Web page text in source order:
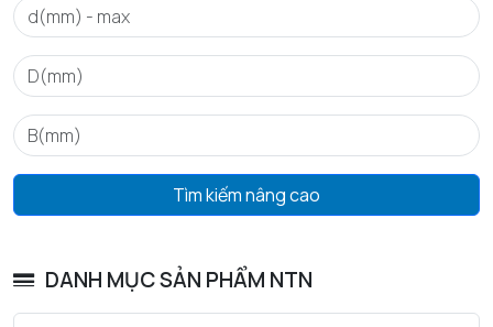
Tìm kiếm nâng cao
DANH MỤC SẢN PHẨM NTN
N lim - Tốc độ giới hạn bôi trơn mỡ
Tmin - Nhiệt độ hoạt động tối thiểu
Tmax - Nhiệt độ hoạt động tối đa 120 °C
da min - Đường kính vai tối thiểu IR
da max - Đường kính vai tối đa IR 138 mm